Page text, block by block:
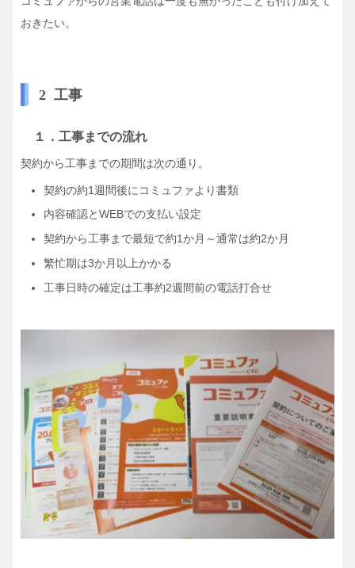
おきたい。
2 工事
１．工事までの流れ
契約から工事までの期間は次の通り。
契約の約1週間後にコミュファより書類
内容確認とWEBでの支払い設定
契約から工事まで最短で約1か月～通常は約2か月
繁忙期は3か月以上かかる
工事日時の確定は工事約2週間前の電話打合せ